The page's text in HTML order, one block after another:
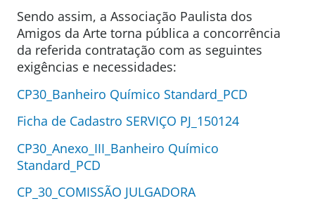
Sendo assim, a Associação Paulista dos
Amigos da Arte torna pública a concorrência
da referida contratação com as seguintes
exigências e necessidades:
CP30_Banheiro Químico Standard_PCD
Ficha de Cadastro SERVIÇO PJ_150124
CP30_Anexo_III_Banheiro Químico
Standard_PCD
CP_30_COMISSÃO JULGADORA